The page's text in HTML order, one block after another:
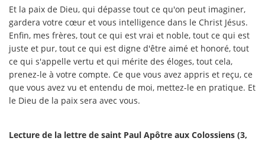
Et la paix de Dieu, qui dépasse tout ce qu'on peut imaginer,
gardera votre cœur et vous intelligence dans le Christ Jésus.
Enfin, mes frères, tout ce qui est vrai et noble, tout ce qui est
juste et pur, tout ce qui est digne d'être aimé et honoré, tout
ce qui s'appelle vertu et qui mérite des éloges, tout cela,
prenez-le à votre compte. Ce que vous avez appris et reçu, ce
que vous avez vu et entendu de moi, mettez-le en pratique. Et
le Dieu de la paix sera avec vous.
Lecture de la lettre de saint Paul Apôtre aux Colossiens (3,